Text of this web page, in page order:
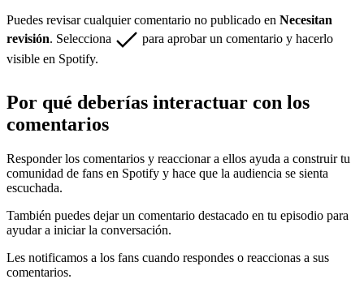
Puedes revisar cualquier comentario no publicado en Necesitan
revisión . Selecciona
para aprobar un comentario y hacerlo
visible en Spotify.
Por qué deberías interactuar con los
comentarios
Responder los comentarios y reaccionar a ellos ayuda a construir tu
comunidad de fans en Spotify y hace que la audiencia se sienta
escuchada.
También puedes dejar un comentario destacado en tu episodio para
ayudar a iniciar la conversación.
Les notificamos a los fans cuando respondes o reaccionas a sus
comentarios.